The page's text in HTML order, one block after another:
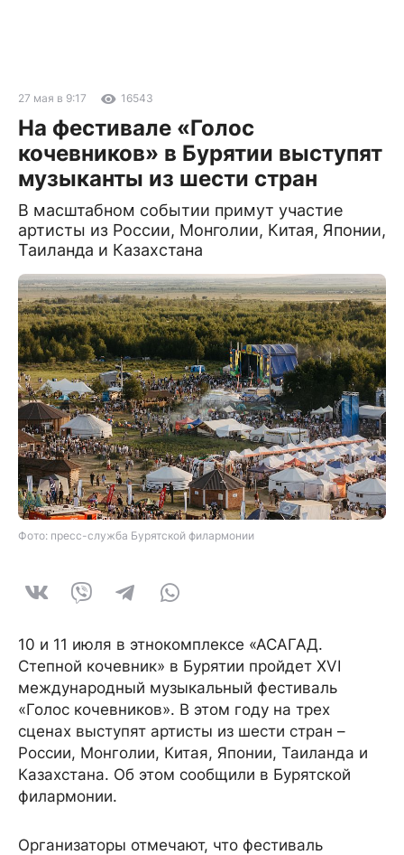
27 мая в 9:17 16543
На фестивале «Голос
кочевников» в Бурятии выступят
музыканты из шести стран
В масштабном событии примут участие
артисты из России, Монголии, Китая, Японии,
Таиланда и Казахстана
Фото: пресс-служба Бурятской филармонии
10 и 11 июля в этнокомплексе «АСАГАД.
Степной кочевник» в Бурятии пройдет XVI
международный музыкальный фестиваль
«Голос кочевников». В этом году на трех
сценах выступят артисты из шести стран –
России, Монголии, Китая, Японии, Таиланда и
Казахстана. Об этом сообщили в Бурятской
филармонии.
Организаторы отмечают, что фестиваль